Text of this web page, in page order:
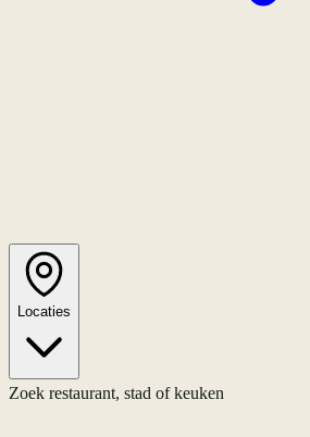
Locaties
Zoek restaurant, stad of keuken